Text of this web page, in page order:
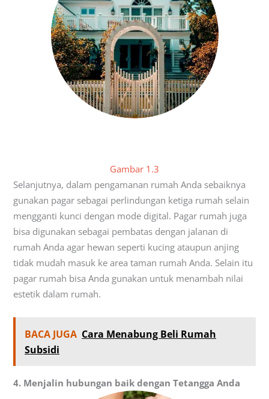
Gambar 1.3
Selanjutnya, dalam pengamanan rumah Anda sebaiknya
gunakan pagar sebagai perlindungan ketiga rumah selain
mengganti kunci dengan mode digital. Pagar rumah juga
bisa digunakan sebagai pembatas dengan jalanan di
rumah Anda agar hewan seperti kucing ataupun anjing
tidak mudah masuk ke area taman rumah Anda. Selain itu
pagar rumah bisa Anda gunakan untuk menambah nilai
estetik dalam rumah.
BACA JUGA Cara Menabung Beli Rumah
Subsidi
4. Menjalin hubungan baik dengan Tetangga Anda